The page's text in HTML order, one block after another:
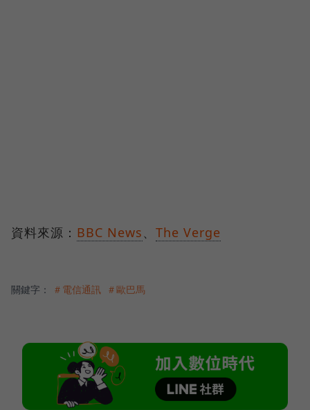
資料來源： BBC News The Verge
關鍵字： ＃電信通訊 ＃歐巴馬